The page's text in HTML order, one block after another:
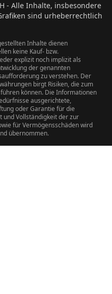
- Alle Inhalte, insbesondere
sind urheberrechtlich
Inhalte dienen
keine Kauf- bzw.
explizit noch implizit als
der genannten
zu verstehen. Der
birgt Risiken, die zum
können. Die Informationen
ausgerichtete,
oder Garantie für die
und Vollständigkeit der zur
für Vermögensschäden wird
übernommen.